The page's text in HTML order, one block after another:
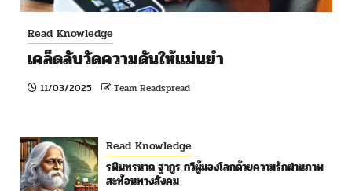
Read Knowledge
เคล็ดลับวัดความดันให้แม่นยำ
11/03/2025 Team Readspread
Read Knowledge
รพินทรนาถ ฐากูร กวีผู้มองโลกด้วยความรักผ่านภาพ
สะท้อนทางสังคม